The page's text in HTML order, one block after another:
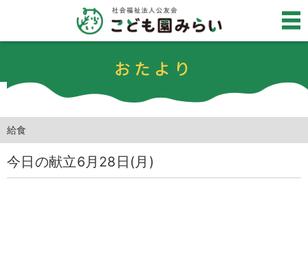
おたより
給食
今日の献立6月28日(月)